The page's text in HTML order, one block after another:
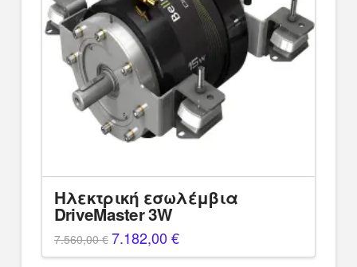
Ηλεκτρική εσωλέμβια
DriveMaster 3W
7.560,00€ Original
price
was:
7.182,00€Η
τρέχουσα
τιμή